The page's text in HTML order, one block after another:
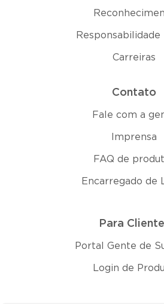
Responsabilidade
Carreiras
Contato
Fale com a
Imprensa
FAQ de
Encarregado de
Para
Portal Gente de
Login de